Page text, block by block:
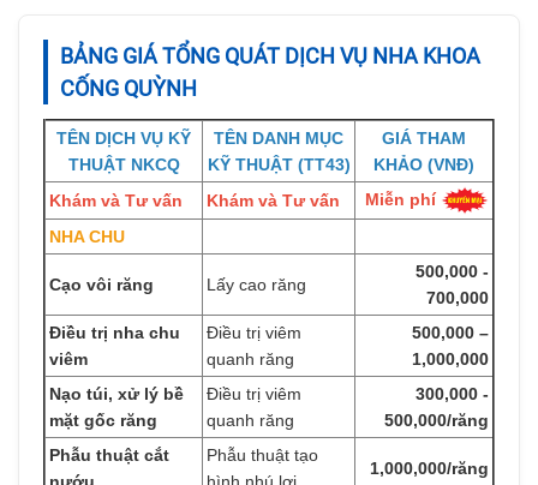
BẢNG GIÁ TỔNG QUÁT DỊCH VỤ NHA KHOA
CỐNG QUỲNH
TÊN DỊCH VỤ KỸ
THUẬT NKCQ
TÊN DANH MỤC
KỸ THUẬT (TT43)
GIÁ THAM
KHẢO (VNĐ)
Khám và Tư vấn
Khám và Tư vấn
Miễn phí
NHA CHU
Cạo vôi răng Lấy cao răng
500,000 -
700,000
Điều trị nha chu
viêm
Điều trị viêm
quanh răng
500,000 –
1,000,000
Nạo túi, xử lý bề
mặt gốc răng
Điều trị viêm
quanh răng
300,000 -
500,000/răng
Phẫu thuật cắt
Phẫu thuật tạo
1,000,000/răng